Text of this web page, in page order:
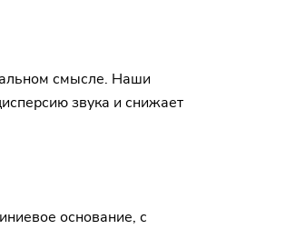
смысле. Наши
звука и снижает
основание, с